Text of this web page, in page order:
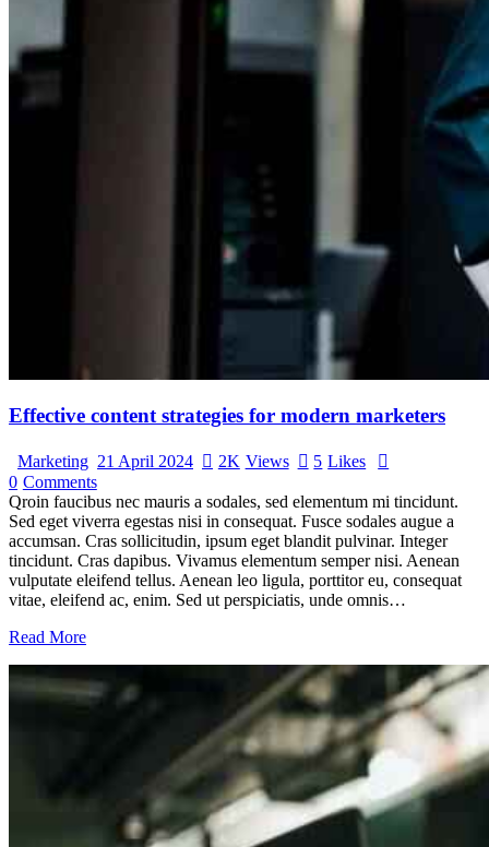
Effective content strategies for modern marketers
Marketing 21 April 2024 2K Views 5 Likes
0 Comments
Qroin faucibus nec mauris a sodales, sed elementum mi tincidunt.
Sed eget viverra egestas nisi in consequat. Fusce sodales augue a
accumsan. Cras sollicitudin, ipsum eget blandit pulvinar. Integer
tincidunt. Cras dapibus. Vivamus elementum semper nisi. Aenean
vulputate eleifend tellus. Aenean leo ligula, porttitor eu, consequat
vitae, eleifend ac, enim. Sed ut perspiciatis, unde omnis…
Read More